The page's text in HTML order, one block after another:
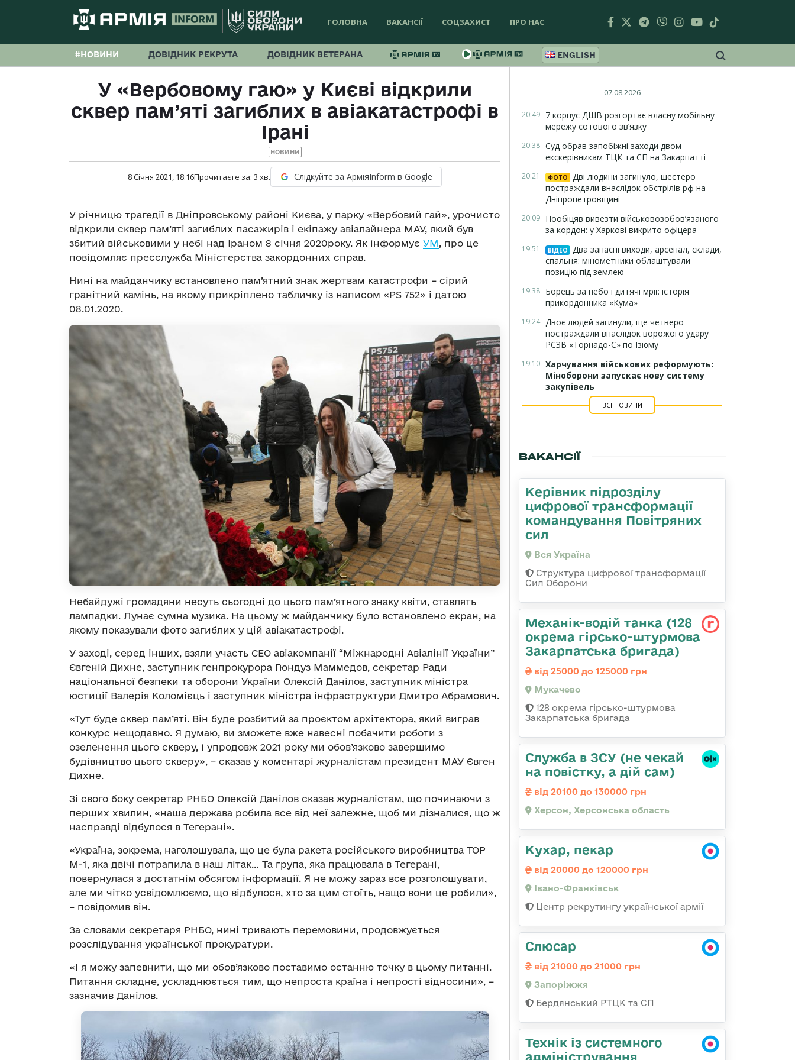
ГОЛОВНА ВАКАНСІЇ СОЦЗАХИСТ ПРО НАС
#НОВИНИ ДОВІДНИК РЕКРУТА ДОВІДНИК ВЕТЕРАНА ENGLISH
У «Вербовому гаю» у Києві відкрили
сквер пам’яті загиблих в авіакатастрофі в
Ірані
НОВИНИ
8 Січня 2021, 18:16Прочитаєте за: 3 хв. Слідкуйте за АрміяInform в Google
У річницю трагедії в Дніпровському районі Києва, у парку «Вербовий гай», урочисто
відкрили сквер пам’яті загиблих пасажирів і екіпажу авіалайнера МАУ, який був
збитий військовими у небі над Іраном 8 січня 2020року. Як інформує УМ, про це
повідомляє пресслужба Міністерства закордонних справ.
Нині на майданчику встановлено пам’ятний знак жертвам катастрофи – сірий
гранітний камінь, на якому прикріплено табличку із написом «PS 752» і датою
08.01.2020.
Небайдужі громадяни несуть сьогодні до цього пам’ятного знаку квіти, ставлять
лампадки. Лунає сумна музика. На цьому ж майданчику було встановлено екран, на
якому показували фото загиблих у цій авіакатастрофі.
У заході, серед інших, взяли участь СЕО авіакомпанії “Міжнародні Авіалінії України”
Євгеній Дихне, заступник генпрокурора Гюндуз Маммедов, секретар Ради
національної безпеки та оборони України Олексій Данілов, заступник міністра
юстиції Валерія Коломієць і заступник міністра інфраструктури Дмитро Абрамович.
«Тут буде сквер пам’яті. Він буде розбитий за проєктом архітектора, який виграв
конкурс нещодавно. Я думаю, ви зможете вже навесні побачити роботи з
озеленення цього скверу, і упродовж 2021 року ми обов’язково завершимо
будівництво цього скверу», – сказав у коментарі журналістам президент МАУ Євген
Дихне.
Зі свого боку секретар РНБО Олексій Данілов сказав журналістам, що починаючи з
перших хвилин, «наша держава робила все від неї залежне, щоб ми дізналися, що ж
насправді відбулося в Тегерані».
«Україна, зокрема, наголошувала, що це була ракета російського виробництва ТОР
М-1, яка двічі потрапила в наш літак… Та група, яка працювала в Тегерані,
повернулася з достатнім обсягом інформації. Я не можу зараз все розголошувати,
але ми чітко усвідомлюємо, що відбулося, хто за цим стоїть, нащо вони це робили»,
– повідомив він.
За словами секретаря РНБО, нині тривають перемовини, продовжується
розслідування української прокуратури.
«І я можу запевнити, що ми обов’язково поставимо останню точку в цьому питанні.
Питання складне, ускладнюється тим, що непроста країна і непрості відносини», –
зазначив Данілов.
07.08.2026
20:49 7 корпус ДШВ розгортає власну мобільну
мережу сотового зв’язку
20:38 Суд обрав запобіжні заходи двом
екскерівникам ТЦК та СП на Закарпатті
20:21 ФОТО
Дві людини загинуло, шестеро
постраждали внаслідок обстрілів рф на
Дніпропетровщині
20:09 Пообіцяв вивезти військовозобов’язаного
за кордон: у Харкові викрито офіцера
19:51 ВІДЕО
Два запасні виходи, арсенал, склади,
спальня: мінометники облаштували
позицію під землею
19:38 Борець за небо і дитячі мрії: історія
прикордонника «Кума»
19:24 Двоє людей загинули, ще четверо
постраждали внаслідок ворожого удару
РСЗВ «Торнадо-С» по Ізюму
19:10 Харчування військових реформують:
Міноборони запускає нову систему
закупівель
ВСІ НОВИНИ
ВАКАНСІЇ
Керівник підрозділу
цифрової трансформації
командування Повітряних
сил
Вся Україна
Структура цифрової трансформації
Сил Оборони
Механік-водій танка (128
окрема гірсько-штурмова
Закарпатська бригада)
від 25000 до 125000 грн
Мукачево
128 окрема гірсько-штурмова
Закарпатська бригада
Служба в ЗСУ (не чекай
на повістку, а дій сам)
від 20100 до 130000 грн
Херсон, Херсонська область
Кухар, пекар
від 20000 до 120000 грн
Івано-Франківськ
Центр рекрутингу української армії
Слюсар
від 21000 до 21000 грн
Запоріжжя
Бердянський РТЦК та СП
Технік із системного
адміністрування